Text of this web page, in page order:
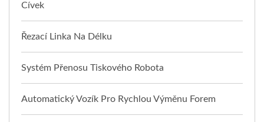
Cívek
Řezací Linka Na Délku
Systém Přenosu Tiskového Robota
Automatický Vozík Pro Rychlou Výměnu Forem